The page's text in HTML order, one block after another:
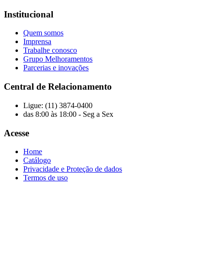
Institucional
Quem somos
Imprensa
Trabalhe conosco
Grupo Melhoramentos
Parcerias e inovações
Central de Relacionamento
Ligue: (11) 3874-0400
das 8:00 às 18:00 - Seg a Sex
Acesse
Home
Catálogo
Privacidade e Proteção de dados
Termos de uso